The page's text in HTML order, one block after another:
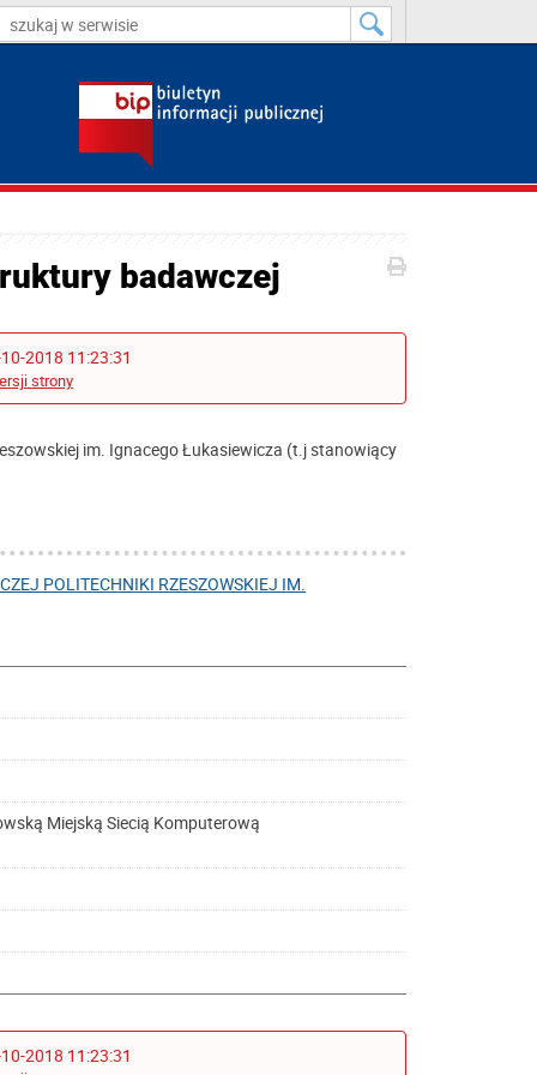
badawczej
2018 11:23:31
strony
im. Ignacego Łukasiewicza (t.j stanowiący
POLITECHNIKI RZESZOWSKIEJ IM.
Miejską Siecią Komputerową
2018 11:23:31